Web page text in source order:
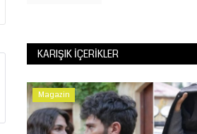
KARIŞIK İÇERIKLER
Magazin